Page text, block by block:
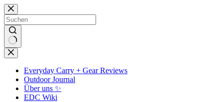
Zum
Inhalt
springen
Keine
Ergebnisse
Everyday Carry + Gear Reviews
Outdoor Journal
Über uns ✨
EDC Wiki